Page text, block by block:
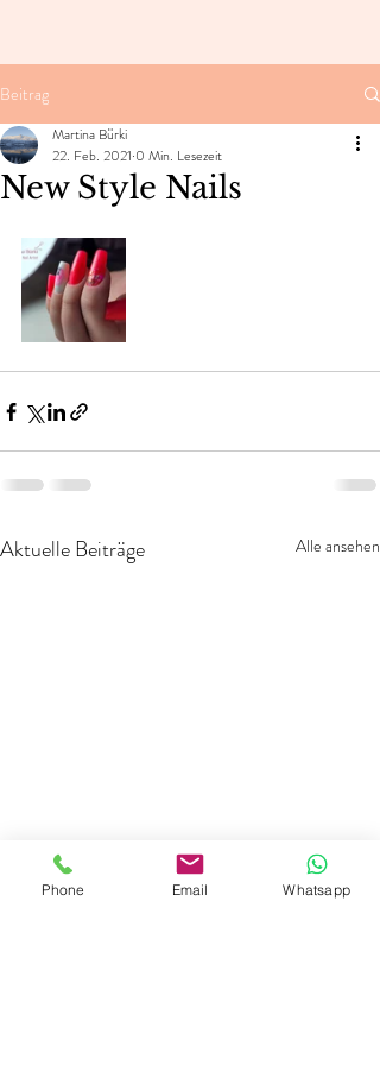
Beitrag
New Style Nails
Martina Bürki
22. Feb. 2021 0 Min. Lesezeit
Aktuelle Beiträge Alle ansehen
Phone Email Whatsapp